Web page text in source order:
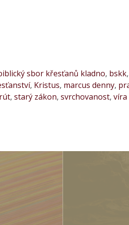
sbor křesťanů kladno, bskk,
, Kristus, marcus denny,
rút, starý zákon, svrchovanost, víra